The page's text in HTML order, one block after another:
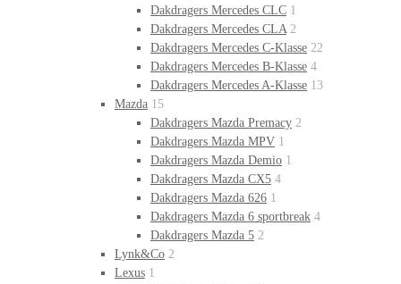
Dakdragers Mercedes CLC 1
Dakdragers Mercedes CLA 2
Dakdragers Mercedes C-Klasse 22
Dakdragers Mercedes B-Klasse 4
Dakdragers Mercedes A-Klasse 13
Mazda 15
Dakdragers Mazda Premacy 2
Dakdragers Mazda MPV 1
Dakdragers Mazda Demio 1
Dakdragers Mazda CX5 4
Dakdragers Mazda 626 1
Dakdragers Mazda 6 sportbreak 4
Dakdragers Mazda 5 2
Lynk&Co 2
Lexus 1